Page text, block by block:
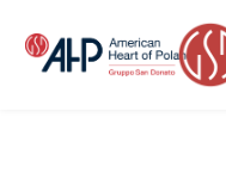
treści